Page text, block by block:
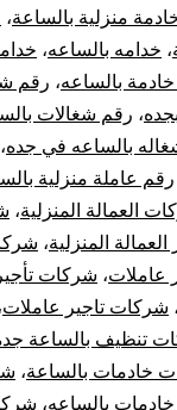
منزلية بالساعة،
، خدامه بالساعه،
بالساعه، رقم
، رقم شغالات
بالساعه في جده،
رقم عاملة منزلية
العمالة المنزلية،
المنزلية،
عاملات، شركات
، شركات تاجير عاملات
تنظيف بالساعة
خادمات بالساعة،
بالساعه،